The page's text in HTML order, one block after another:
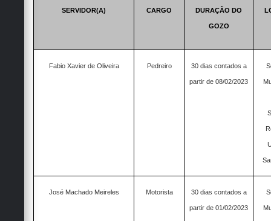
SERVIDOR(A) CARGO DURAÇÃO DO
GOZO
Fabio Xavier de Oliveira Pedreiro 30 dias contados a
partir de 08/02/2023
José Machado Meireles Motorista 30 dias contados a
partir de 01/02/2023